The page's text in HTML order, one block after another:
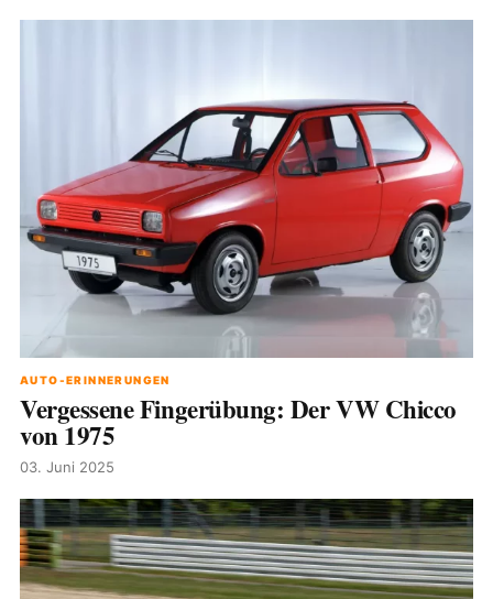
AUTO-ERINNERUNGEN
Vergessene Fingerübung: Der VW Chicco
von 1975
03. Juni 2025